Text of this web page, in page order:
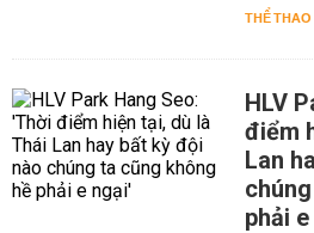
THỂ THAO
HLV
điểm
Lan
phải